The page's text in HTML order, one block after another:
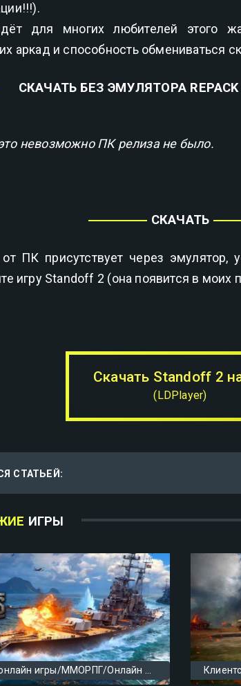
для многих любителей этого
аркад и способность обмениваться
СКАЧАТЬ БЕЗ ЭМУЛЯТОРА
невозможно ПК релиза не было.
СКАЧАТЬ
ПК присутствует через эмулятор,
игру Standoff 2 (она появится в моих
Скачать Standoff 2
(LDPlayer)
СТАТЬЕЙ:
ИГРЫ